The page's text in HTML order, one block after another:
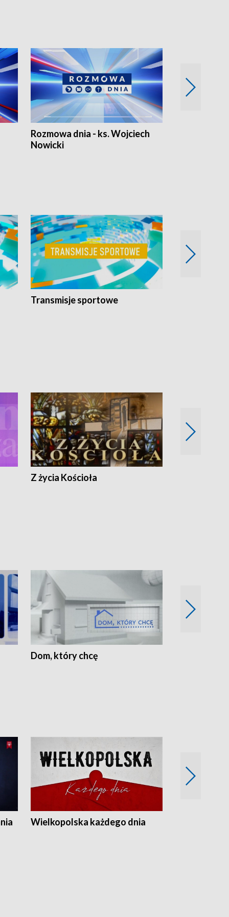
Rozmowa dnia - ks. Wojciech
Nowicki
Transmisje sportowe
Z życia Kościoła
Dom, który chcę
Wielkopolska każdego dnia